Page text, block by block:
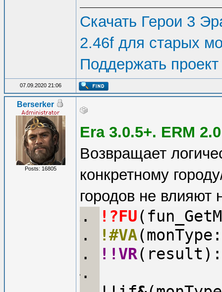
Скачать Герои 3
2.46f для старых
Поддержать проект
07.09.2020 21:06
Berserker
Posts: 16805
Era 3.0.5+. ERM 2.0
Возвращает
конкретному
городов не влияют
!?FU
!#VA
!!VR